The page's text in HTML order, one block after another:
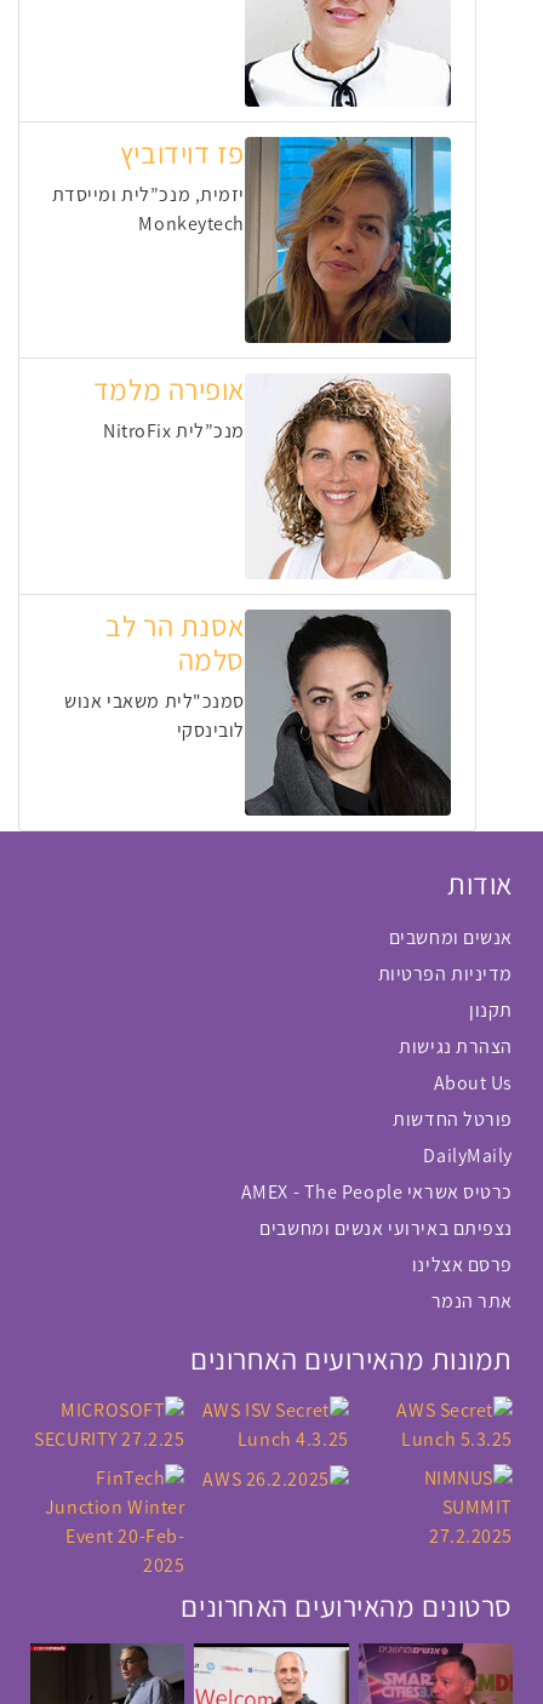
פז דוידוביץ
יזמית, מנכ”לית ומייסדת
Monkeytech
אופירה מלמד
מנכ”לית NitroFix
אסנת הר לב
סלמה
סמנכ"לית משאבי אנוש
לובינסקי
אודות
אנשים ומחשבים
מדיניות הפרטיות
תקנון
הצהרת נגישות
About Us
פורטל החדשות
DailyMaily
כרטיס אשראי AMEX - The People
נצפיתם באירועי אנשים ומחשבים
פרסם אצלינו
אתר הנמר
תמונות מהאירועים האחרונים
סרטונים מהאירועים האחרונים